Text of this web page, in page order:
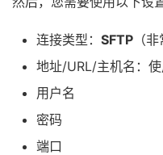
连接类型： SFTP （
地址/URL/主机名：
用户名
密码
端口